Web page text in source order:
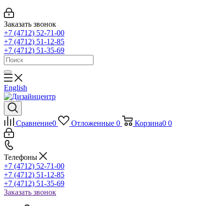
Заказать звонок
+7 (4712) 52-71-00
+7 (4712) 51-12-85
+7 (4712) 51-35-69
English
Сравнение0 Отложенные 0 Корзина0 0
Телефоны
+7 (4712) 52-71-00
+7 (4712) 51-12-85
+7 (4712) 51-35-69
Заказать звонок